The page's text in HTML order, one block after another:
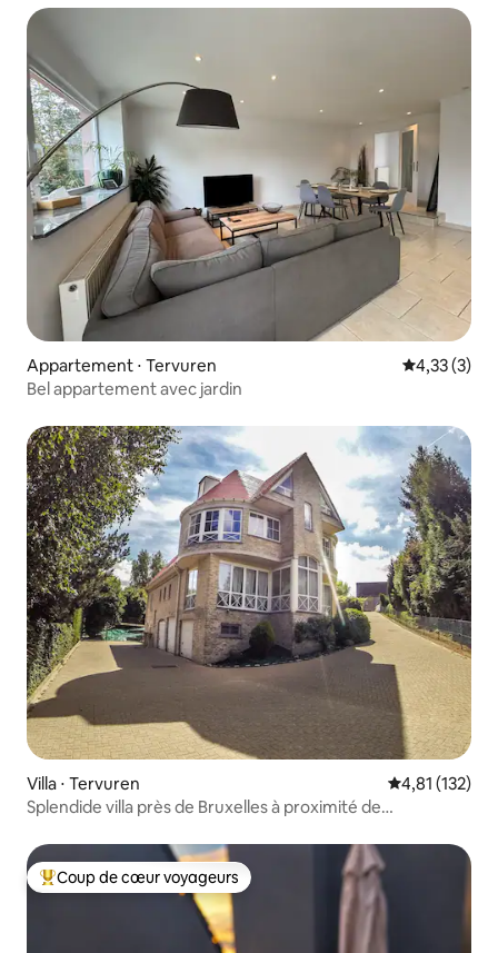
Appartement ⋅ Tervuren Évaluation
4,33 (3)
Bel appartement avec jardin
Villa ⋅ Tervuren Évaluation
4,81 (132)
Splendide villa près de Bruxelles à proximité de
Coups de cœur voyageurs les plus appréciés
Coup de cœur voyageurs